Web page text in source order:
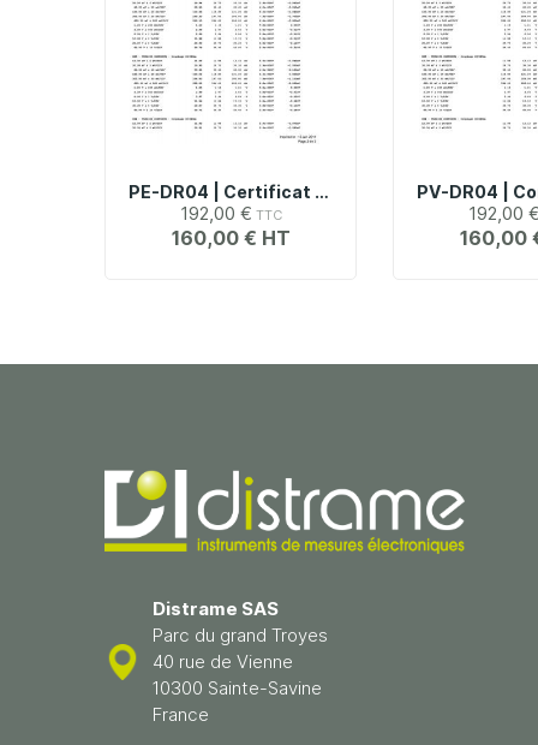
PE-DR04 | Certificat D'étalonnage Pour Boîte À Décades DR04
192,00 €
160,00 €
192,00 €
160,00
Distrame SAS
Parc du grand Troyes
40 rue de Vienne
10300 Sainte-Savine
France